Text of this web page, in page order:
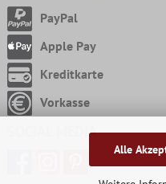
Alle
PayPal
Apple Pay
Kreditkarte
Vorkasse
SOCIAL MEDIA